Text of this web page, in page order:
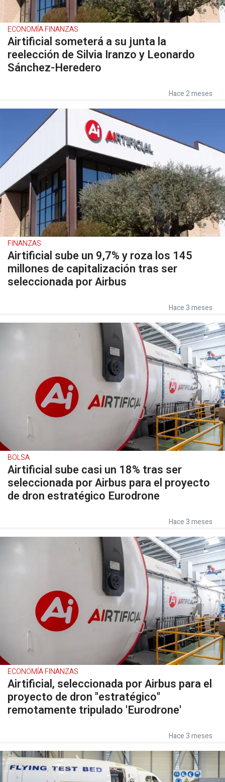
ECONOMÍA FINANZAS
Airtificial someterá a su junta la
reelección de Silvia Iranzo y Leonardo
Sánchez-Heredero
Hace 2 meses
FINANZAS
Airtificial sube un 9,7% y roza los 145
millones de capitalización tras ser
seleccionada por Airbus
Hace 3 meses
BOLSA
Airtificial sube casi un 18% tras ser
seleccionada por Airbus para el proyecto
de dron estratégico Eurodrone
Hace 3 meses
ECONOMÍA FINANZAS
Airtificial, seleccionada por Airbus para el
proyecto de dron "estratégico"
remotamente tripulado 'Eurodrone'
Hace 3 meses